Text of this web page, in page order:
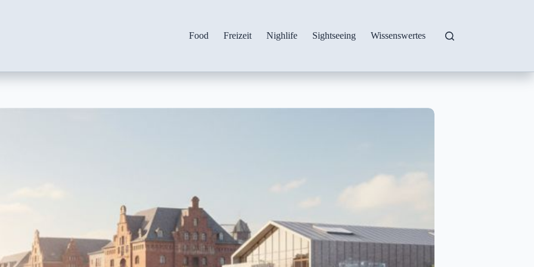
Food
Freizeit Nighlife Sightseeing Wissenswertes